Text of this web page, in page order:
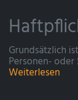
Grundsätzlich
Personen- oder
Weiterlesen